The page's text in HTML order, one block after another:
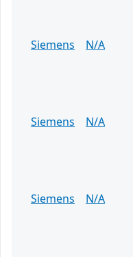
Siemens
N/A
Siemens
N/A
Siemens
N/A